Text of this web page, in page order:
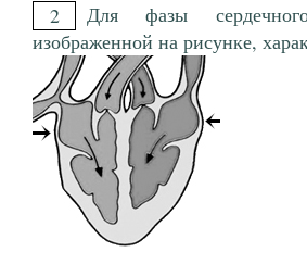
2
Для фазы
изображенной на рисунке,